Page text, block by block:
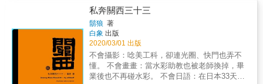
促進日本與世界藝術交流，二○一○年被日本政
府評選為文化功勞者，二○一七年獲頒旭日重光
章，豐功偉業得到海內外高度評價。 & 所謂攝
影，細江英公認為是「被攝體與攝影家兩者關
係的藝術」，也是一種「相遇的藝術」；論及
攝影二元論，他以地球的球體來思考，一極是
主觀，另一極是客觀，攝影家是穿行其間的旅
人，不斷探索未知的領域。《無邊界：我的寫
口。我的心的底層正在翻滾，我的視線正在模
糊，腦際裡都是影子。四季村那一尊尊熟悉的
顏容、身影，正在我的思念中飛旋，幾乎要淹
溺了我&hellip;&hellip;。 &mdash;&mdash;阮
義忠寫於1990
私奔關西三十三
鬍狼 著
白象 出版
2020/03/01 出版
不會攝影：唸美工科，卻連光圈、快門也弄不
懂。 不會畫畫：當水彩助教也被老師換掉，畢
業後也不再碰水彩。 不會日語：在日本33天，